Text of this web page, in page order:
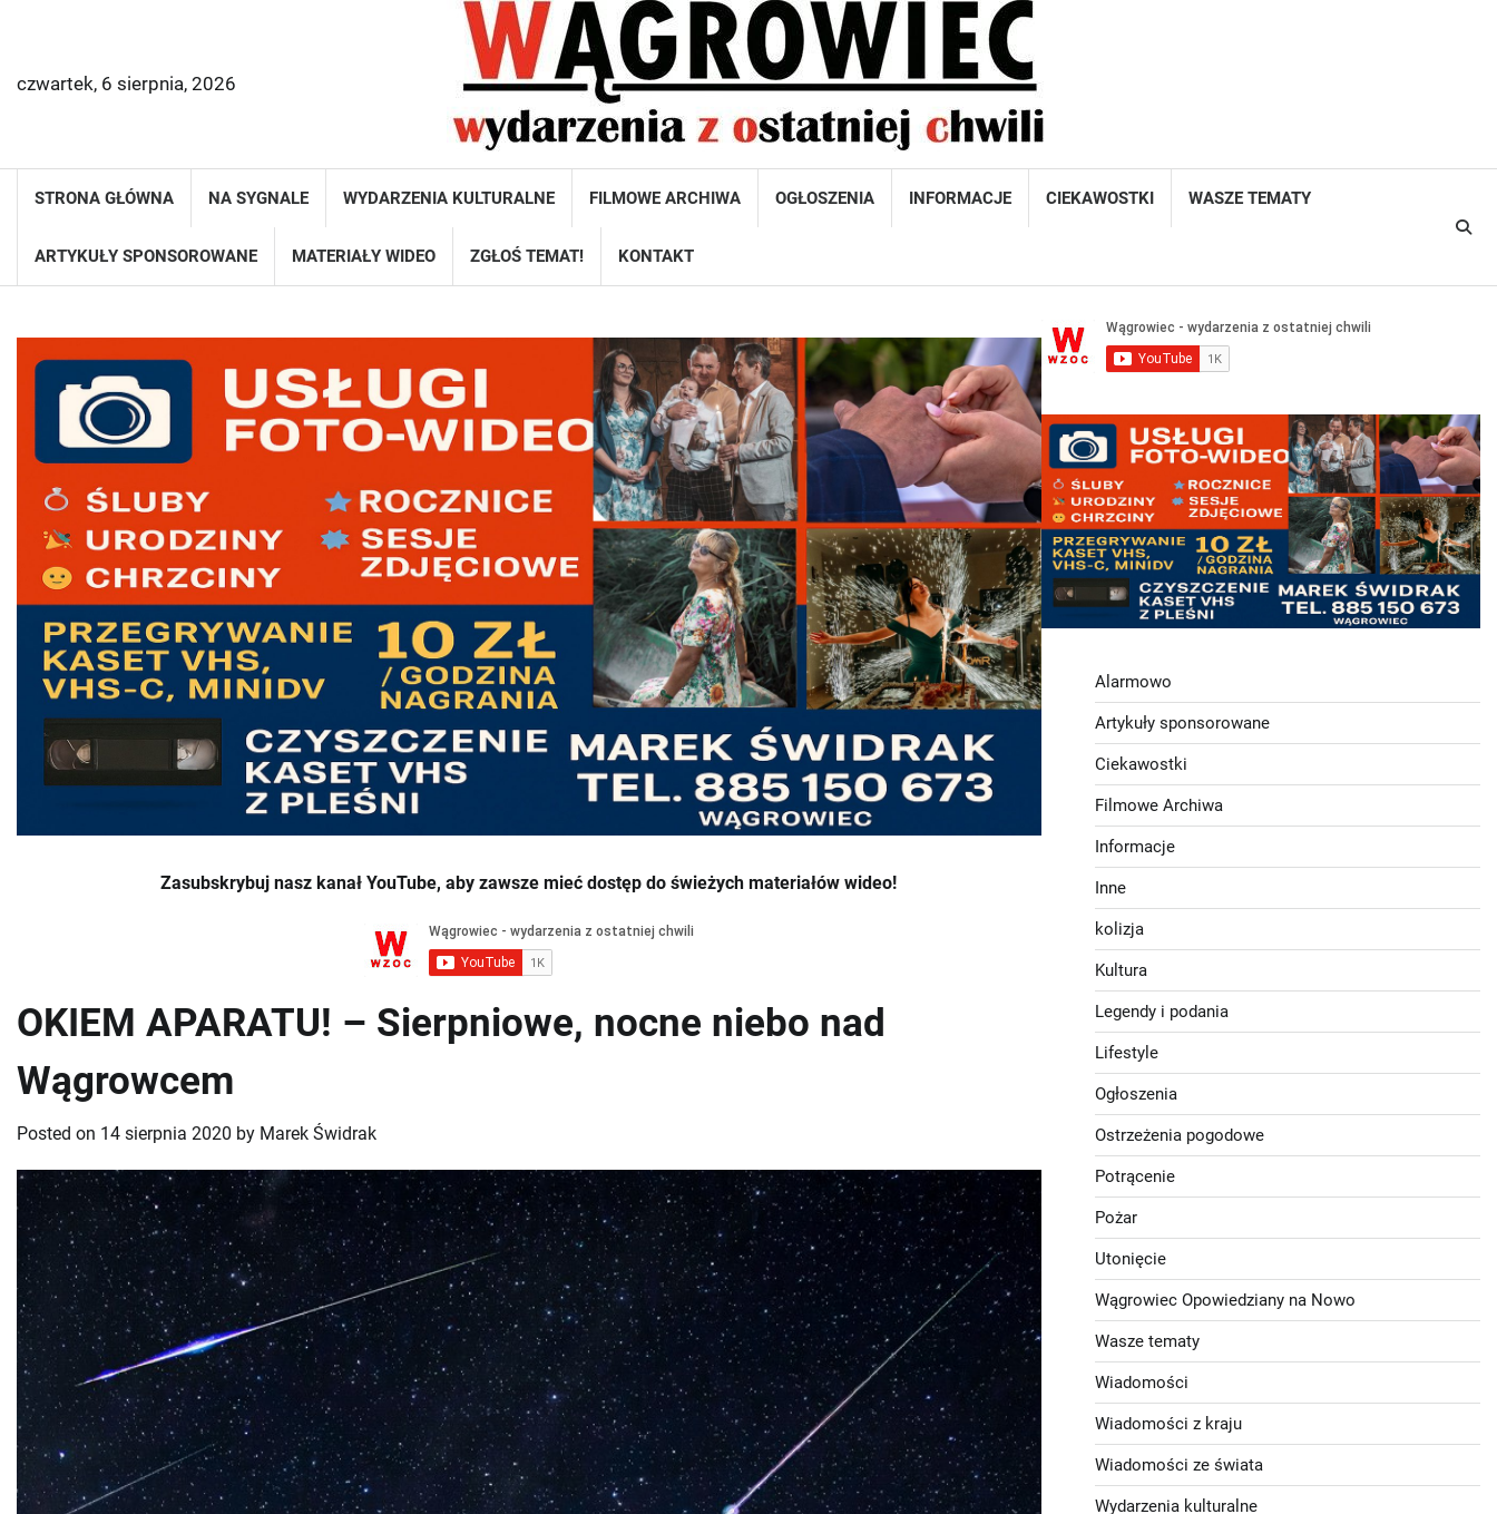
czwartek, 6 sierpnia, 2026
STRONA GŁÓWNA NA SYGNALE WYDARZENIA KULTURALNE FILMOWE ARCHIWA OGŁOSZENIA INFORMACJE CIEKAWOSTKI WASZE TEMATY
ARTYKUŁY SPONSOROWANE MATERIAŁY WIDEO ZGŁOŚ TEMAT! KONTAKT
Zasubskrybuj nasz kanał YouTube, aby zawsze mieć dostęp do świeżych materiałów wideo!
OKIEM APARATU! – Sierpniowe, nocne niebo nad
Wągrowcem
Posted on 14 sierpnia 2020 by Marek Świdrak
Alarmowo
Artykuły sponsorowane
Ciekawostki
Filmowe Archiwa
Informacje
Inne
kolizja
Kultura
Legendy i podania
Lifestyle
Ogłoszenia
Ostrzeżenia pogodowe
Potrącenie
Pożar
Utonięcie
Wągrowiec Opowiedziany na Nowo
Wasze tematy
Wiadomości
Wiadomości z kraju
Wiadomości ze świata
Wydarzenia kulturalne